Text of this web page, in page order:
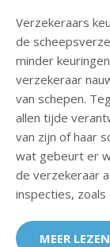
Verzekeraars
de
minder
verzekeraar
van schepen.
allen tijde
van zijn of haar
wat gebeurt er
de verzekeraar
inspecties,
MEER LEZEN